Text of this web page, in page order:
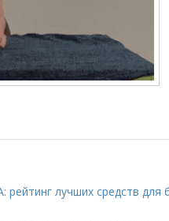
лучших средств для